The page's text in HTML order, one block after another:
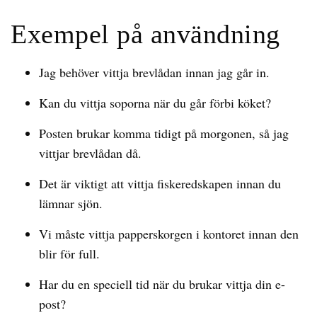
Exempel på användning
Jag behöver vittja brevlådan innan jag går in.
Kan du vittja soporna när du går förbi köket?
Posten brukar komma tidigt på morgonen, så jag
vittjar brevlådan då.
Det är viktigt att vittja fiskeredskapen innan du
lämnar sjön.
Vi måste vittja papperskorgen i kontoret innan den
blir för full.
Har du en speciell tid när du brukar vittja din e-
post?